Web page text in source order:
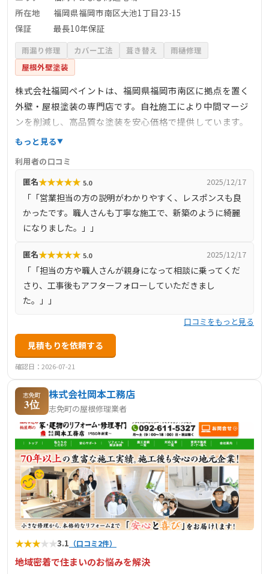
所在地
福岡県福岡市南区大池1丁目23-15
保証
最長10年保証
雨漏り修理 カバー工法 葺き替え
雨樋修理
屋根外壁塗装
株式会社福岡ペイントは、福岡県福岡市南区に拠点を置く
外壁・屋根塗装の専門店です。自社施工により中間マージ
ンを削減し、高品質な塗装を安心価格で提供しています。
塗料は80種類以上を取り揃え、経験豊富な専門家が顧客の
年の自社独自の工事保証書が付与され、工事品質の安定と
高い満足度を実現しています。
もっと見る
利用者の口コミ
匿名★★★★★ 5.0 2025/12/17
「「営業担当の方の説明がわかりやすく、レスポンスも良
かったです。職人さんも丁寧な施工で、新築のように綺麗
になりました。」」
匿名★★★★★ 5.0 2025/12/17
「「担当の方や職人さんが親身になって相談に乗ってくだ
さり、工事後もアフターフォローしていただきまし
た。」」
口コミをもっと見る
見積もりを依頼する
確認日：2026-07-21
志免町
3位
株式会社岡本工務店
志免町の屋根修理業者
★★★★★3.1 （口コミ2件）
地域密着で住まいのお悩みを解決